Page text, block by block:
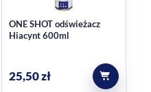
ONE SHOT odświeżacz
Hiacynt 600ml
25,50zł